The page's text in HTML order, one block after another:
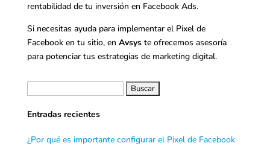
rentabilidad de tu inversión en Facebook Ads.
Si necesitas ayuda para implementar el Pixel de
Facebook en tu sitio, en Avsyste ofrecemos asesoría
para potenciar tus estrategias de marketing digital.
Entradas recientes
¿Por qué es importante configurar el Pixel de Facebook